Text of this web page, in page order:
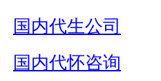
国内代生公司
国内代怀咨询